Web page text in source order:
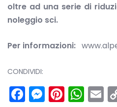
oltre ad una serie di
noleggio sci.
Per informazioni:
CONDIVIDI:
Facebook